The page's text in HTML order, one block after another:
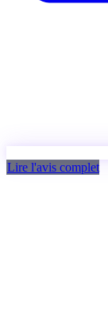
Lire l'avis complet